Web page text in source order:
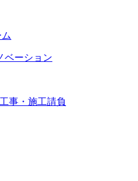
ベーション
工事・施工請負